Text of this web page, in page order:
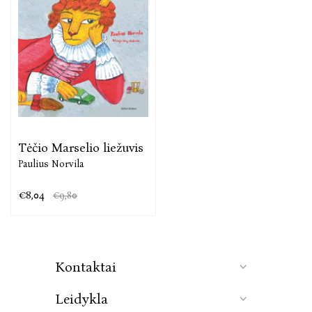
Tėčio Marselio liežuvis
Paulius Norvila
€8,04 €9,80
Kontaktai
Leidykla